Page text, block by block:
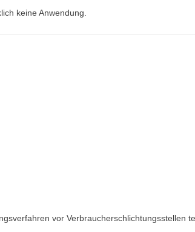
keine Anwendung.
vor Verbraucherschlichtungsstellen